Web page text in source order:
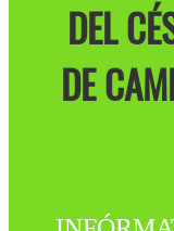
DEL
DE